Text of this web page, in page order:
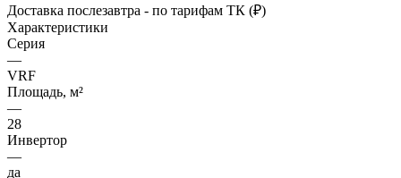
Доставка послезавтра - по тарифам ТК (₽)
Характеристики
Серия
—
VRF
Площадь, м²
—
28
Инвертор
—
да